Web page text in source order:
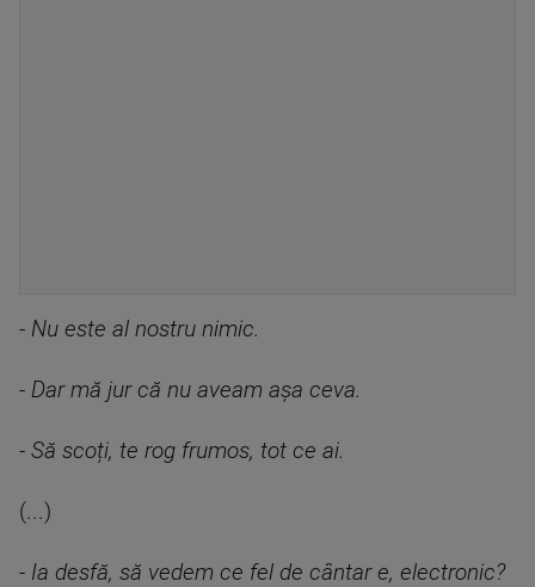
- Nu este al nostru nimic.
- Dar mă jur că nu aveam așa ceva.
- Să scoți, te rog frumos, tot ce ai.
(...)
- Ia desfă, să vedem ce fel de cântar e, electronic?